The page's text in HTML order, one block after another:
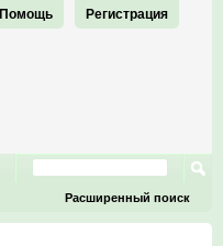
Регистрация
Помощь
Расширенный поиск